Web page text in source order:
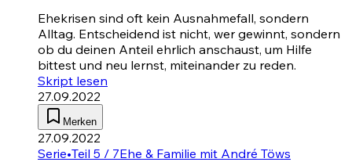
Ehekrisen sind oft kein Ausnahmefall, sondern
Alltag. Entscheidend ist nicht, wer gewinnt, sondern
ob du deinen Anteil ehrlich anschaust, um Hilfe
bittest und neu lernst, miteinander zu reden.
Skript lesen
27.09.2022
Merken
27.09.2022
Serie•Teil 5 / 7Ehe & Familie mit André Töws